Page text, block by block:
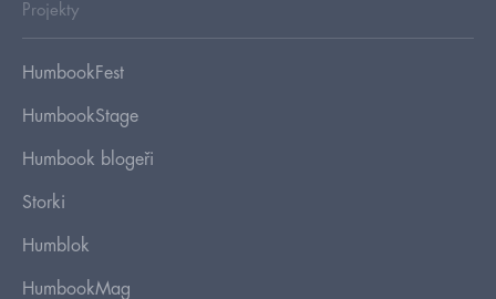
Projekty
HumbookFest
HumbookStage
Humbook blogeři
Storki
Humblok
HumbookMag